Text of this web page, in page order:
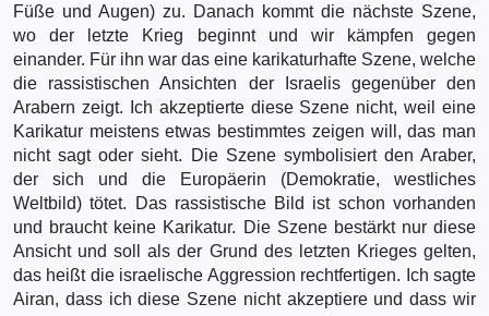
Füße und Augen) zu. Danach kommt die nächste Szene,
wo der letzte Krieg beginnt und wir kämpfen gegen
einander. Für ihn war das eine karikaturhafte Szene, welche
die rassistischen Ansichten der Israelis gegenüber den
Arabern zeigt. Ich akzeptierte diese Szene nicht, weil eine
Karikatur meistens etwas bestimmtes zeigen will, das man
nicht sagt oder sieht. Die Szene symbolisiert den Araber,
der sich und die Europäerin (Demokratie, westliches
Weltbild) tötet. Das rassistische Bild ist schon vorhanden
und braucht keine Karikatur. Die Szene bestärkt nur diese
Ansicht und soll als der Grund des letzten Krieges gelten,
das heißt die israelische Aggression rechtfertigen. Ich sagte
Airan, dass ich diese Szene nicht akzeptiere und dass wir